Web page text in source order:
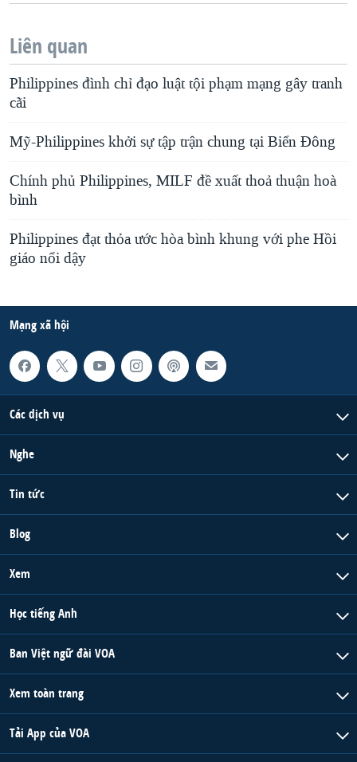
Liên quan
Philippines đình chỉ đạo luật tội phạm mạng gây tranh
cãi
Mỹ-Philippines khởi sự tập trận chung tại Biển Đông
Chính phủ Philippines, MILF đề xuất thoả thuận hoà
bình
Philippines đạt thỏa ước hòa bình khung với phe Hồi
giáo nổi dậy
Mạng xã hội
Các dịch vụ
Nghe
Tin tức
Blog
Xem
Học tiếng Anh
Ban Việt ngữ đài VOA
Xem toàn trang
Tải App của VOA